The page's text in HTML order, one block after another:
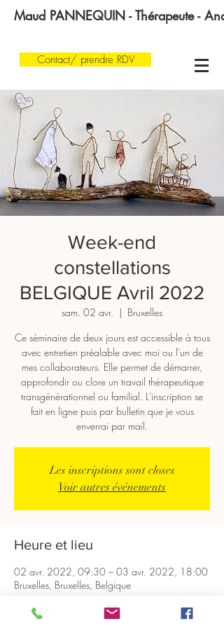
Maud PANNEQUIN - Thérapeute -
Contact/ prendre RDV
Week-end
constellations
BELGIQUE Avril 2022
sam. 02 avr.
  |
Bruxelles
Ce séminaire de deux jours est accessible à tous
avec entretien préalable avec moi ou l'un de
mes collaborateurs. Elle permet de démarrer,
approfondir ou clore un travail thérapeutique
transgénérationnel ou familial. L'inscription se
fait en ligne puis par bulletin que je vous
enverrai par mail.
Les inscriptions sont closes
Voir autres événements
Heure et lieu
02 avr. 2022, 09:30 – 03 avr. 2022, 18:00
Bruxelles, Bruxelles, Belgique